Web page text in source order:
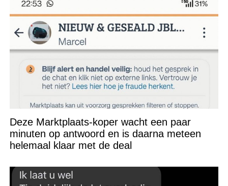
Deze Marktplaats-koper wacht een paar
minuten op antwoord en is daarna meteen
helemaal klaar met de deal